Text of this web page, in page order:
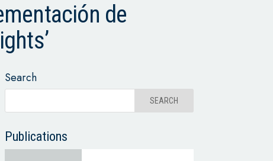
de
Search
Publications